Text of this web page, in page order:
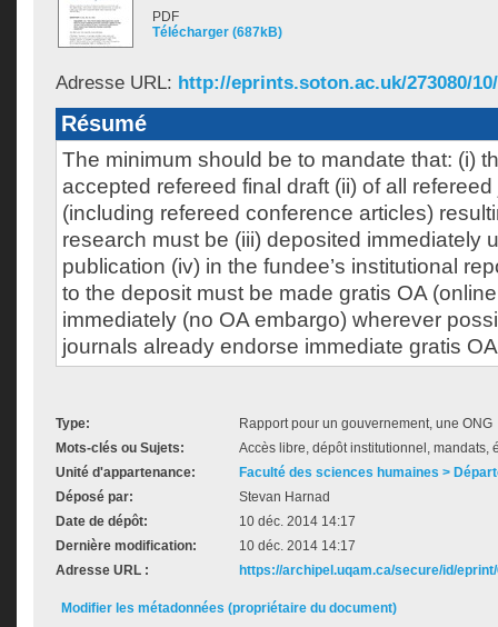
PDF
Télécharger (687kB)
Adresse URL: http://eprints.soton.ac.uk/273080/
Résumé
The minimum should be to mandate that: (i)
accepted refereed final draft (ii) of all
(including refereed conference articles)
research must be (iii) deposited immediately
publication (iv) in the fundee’s institutional
to the deposit must be made gratis OA
immediately (no OA embargo) wherever
journals already endorse immediate gratis
Type:
Rapport pour un gouvernement, une ONG
Mots-clés ou Sujets:
Accès libre, dépôt institutionnel, mandats,
Unité d'appartenance:
Faculté des sciences humaines >
Déposé par:
Stevan Harnad
Date de dépôt:
10 déc. 2014 14:17
Dernière modification:
10 déc. 2014 14:17
Adresse URL :
https://archipel.uqam.ca/secure/id/
Modifier les métadonnées (propriétaire du document)